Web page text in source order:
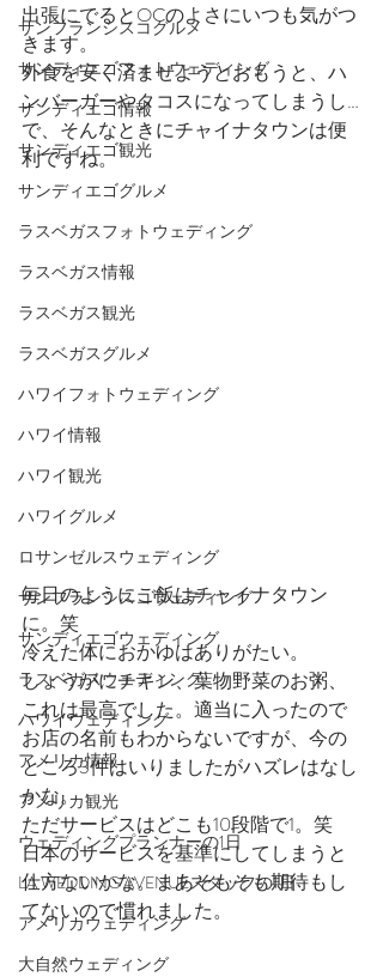
サンフランシスコグルメ
サンディエゴフォトウェディング
サンディエゴ情報
サンディエゴ観光
サンディエゴグルメ
ラスベガスフォトウェディング
ラスベガス情報
ラスベガス観光
ラスベガスグルメ
ハワイフォトウェディング
ハワイ情報
ハワイ観光
ハワイグルメ
ロサンゼルスウェディング
サンフランシスコウェディング
サンディエゴウェディング
ラスベガスウェディング
ハワイウェディング
アメリカ情報
アメリカ観光
ウェディングプランナーの1日
LA WEDDING AVENUEスタッフの1日
アメリカウェディング
大自然ウェディング
出張にでるとOCのよさにいつも気がつ
きます。
外食を安く済ませようとおもうと、ハ
ンバーガーやタコスになってしまうし…
で、そんなときにチャイナタウンは便
利ですね。
毎日のようにご飯はチャイナタウン
に。笑
冷えた体におかゆはありがたい。
しょうがにチキン、葉物野菜のお粥、
これは最高でした。適当に入ったので
お店の名前もわからないですが、今の
ところ3件はいりましたがハズレはなし
かな。
ただサービスはどこも10段階で1。笑
日本のサービスを基準にしてしまうと
仕方ないかな。まあそもそも期待もし
てないので慣れました。